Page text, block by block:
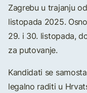
Zagrebu u trajanju
listopada 2025.
29. i 30. listopada,
za putovanje.
Kandidati se
legalno raditi u